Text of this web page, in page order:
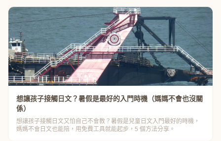
想讓孩子接觸日文？暑假是最好的入門時機（媽媽不會也沒關
係）
想讓孩子接觸日文又怕自己不會教？暑假是兒童日文入門最好的時機，
媽媽不會日文也能陪，用免費工具就能起步，5 個方法分享。